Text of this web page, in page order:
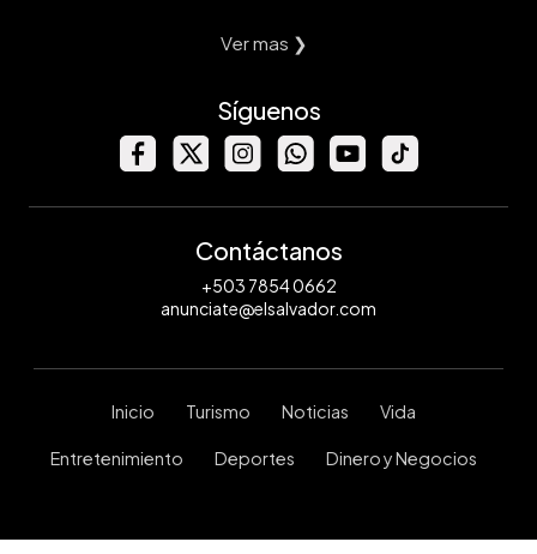
Ver mas ❯
Síguenos
Contáctanos
+503 7854 0662
anunciate@elsalvador.com
Inicio Turismo Noticias Vida
Entretenimiento Deportes Dinero y Negocios